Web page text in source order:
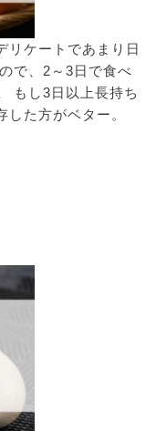
リケートであまり日
で、2～3日で食べ
もし3日以上長持ち
た方がベター。